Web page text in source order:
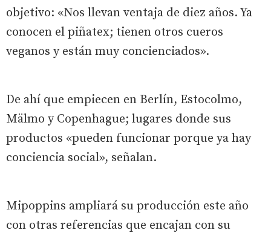
objetivo: «Nos llevan ventaja de diez años. Ya
conocen el piñatex; tienen otros cueros
veganos y están muy concienciados».
De ahí que empiecen en Berlín, Estocolmo,
Mälmo y Copenhague; lugares donde sus
productos «pueden funcionar porque ya hay
conciencia social», señalan.
Mipoppins ampliará su producción este año
con otras referencias que encajan con su